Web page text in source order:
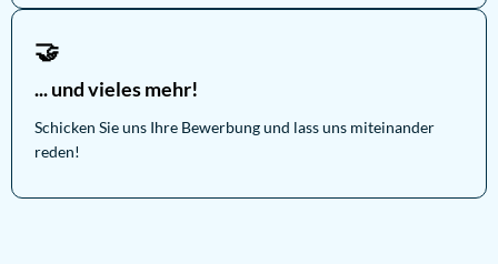
🤝
... und vieles mehr!
Schicken Sie uns Ihre Bewerbung und lass uns miteinander
reden!